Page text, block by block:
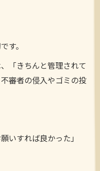
す。
「きちんと管理されて
審者の侵入やゴミの投
いすれば良かった」